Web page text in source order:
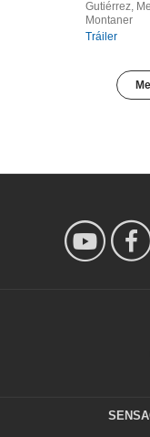
Gutiérrez,
Montaner
Tráiler